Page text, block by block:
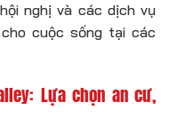
nghị và các dịch vụ
cuộc sống tại các
Lựa chọn an cư,